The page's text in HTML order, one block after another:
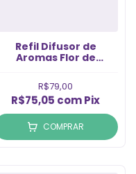
Refil Difusor de
Aromas Flor de
R$79,00
R$75,05 comPix
COMPRAR